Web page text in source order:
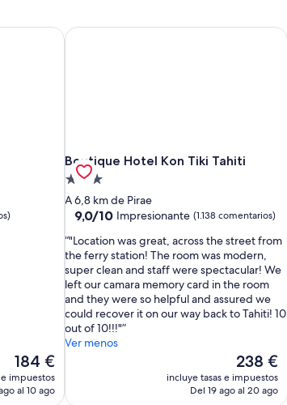
El
precio
actual
184 €
impuestos
al 10 ago
Boutique Hotel Kon Tiki Tahiti
Boutique Hotel Kon Tiki Tahiti
Alojamiento
de
3.0 estrellas
A 6,8 km de Pirae
9.0
10,
Impresionante,
(1.138 comentarios)
9,0/10 Impresionante (1.138 comentarios)
"Location was great, across the street from
the ferry station! The room was modern,
super clean and staff were spectacular! We
left our camara memory card in the room
and they were so helpful and assured we
could recover it on our way back to Tahiti! 10
out of 10!!!"
Ver menos
El
precio
actual
238 €
incluye tasas e impuestos
Del 19 ago al 20 ago
Boutique Hotel Kon Tiki Tahiti